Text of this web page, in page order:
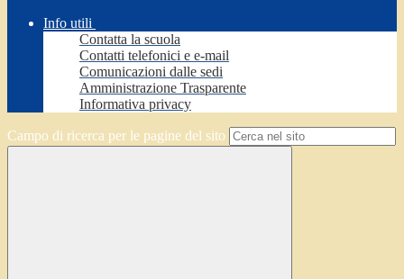
Info utili
Contatta la scuola
Contatti telefonici e e-mail
Comunicazioni dalle sedi
Amministrazione Trasparente
Informativa privacy
Campo di ricerca per le pagine del sito